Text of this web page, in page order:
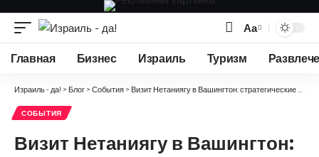
Изменение
размера
Аа
Главная Бизнес Израиль Туризм
Израиль - да! > Блог > События > Визит Нетаниягу в Вашингтон: стратегические вызовы и скрытые конфликты
СОБЫТИЯ
Визит Нетаниягу в Вашингтон: